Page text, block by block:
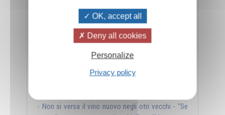
- Non si versa il vino nuovo negli otri vecchi - "Se
OK, accept all
Deny all cookies
Personalize
Privacy policy